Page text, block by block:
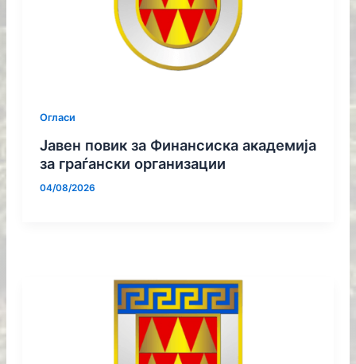
Огласи
Јавен повик за Финансиска академија
за граѓански организации
04/08/2026